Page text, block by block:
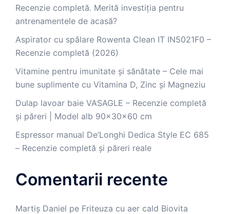
Recenzie completă. Merită investiția pentru
antrenamentele de acasă?
Aspirator cu spălare Rowenta Clean IT IN5021F0 –
Recenzie completă (2026)
Vitamine pentru imunitate și sănătate – Cele mai
bune suplimente cu Vitamina D, Zinc și Magneziu
Dulap lavoar baie VASAGLE – Recenzie completă
și păreri | Model alb 90x30x60 cm
Espressor manual De’Longhi Dedica Style EC 685
– Recenzie completă și păreri reale
Comentarii recente
Martiș Daniel pe Friteuza cu aer cald Biovita